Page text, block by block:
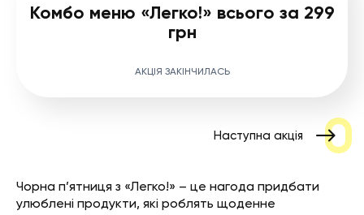
Комбо меню «Легко!» всього за 299
грн
АКЦІЯ ЗАКІНЧИЛАСЬ
Наступна акція
Чорна п’ятниця з «Легко!» – це нагода придбати
улюблені продукти, які роблять щоденне